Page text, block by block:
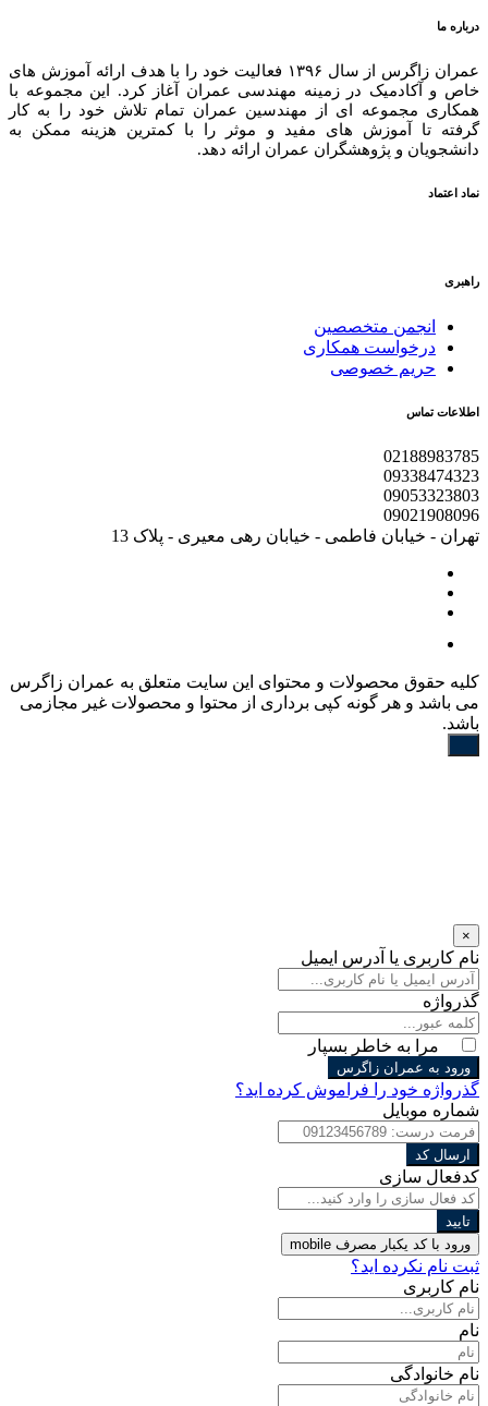
درباره ما
عمران زاگرس از سال ۱۳۹۶ فعالیت خود را با هدف ارائه آموزش های
خاص و آکادمیک در زمینه مهندسی عمران آغاز کرد. این مجموعه با
همکاری مجموعه ای از مهندسین عمران تمام تلاش خود را به کار
گرفته تا آموزش های مفید و موثر را با کمترین هزینه ممکن به
دانشجویان و پژوهشگران عمران ارائه دهد.
نماد اعتماد
راهبری
انجمن متخصصین
درخواست همکاری
حریم خصوصی
اطلاعات تماس
02188983785
09338474323
09053323803
09021908096
تهران - خیابان فاطمی - خیابان رهی معیری - پلاک 13
کليه حقوق محصولات و محتوای اين سایت متعلق به عمران زاگرس
می باشد و هر گونه کپی برداری از محتوا و محصولات غیر مجازمی
باشد.
×
نام کاربری یا آدرس ایمیل
گذرواژه
مرا به خاطر بسپار
ورود به عمران زاگرس
گذرواژه خود را فراموش کرده اید؟
شماره موبایل
ارسال کد
کدفعال سازی
تایید
ورود با کد یکبار مصرف mobile
ثبت نام نکرده اید؟
نام کاربری
نام
نام خانوادگی